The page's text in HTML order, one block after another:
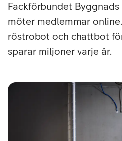
Fackförbundet
möter medlemmar
röstrobot och chattbot
sparar miljoner varje år.